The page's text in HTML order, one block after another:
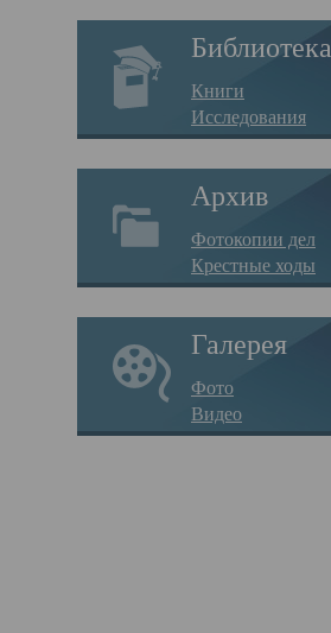
Библиотека
Книги
Исследования
Архив
Фотокопии дел
Крестные ходы
Галерея
Фото
Видео